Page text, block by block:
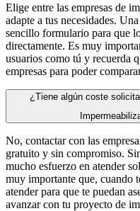
Elige entre las empresas de
adapte a tus necesidades.
sencillo formulario para que
directamente. Es muy
usuarios como tú y recuerda
empresas para poder
¿Tiene algún coste
No, contactar con las
gratuito y sin compromiso.
mucho esfuerzo en atender
muy importante que, cuando
atender para que te puedan
avanzar con tu proyecto de